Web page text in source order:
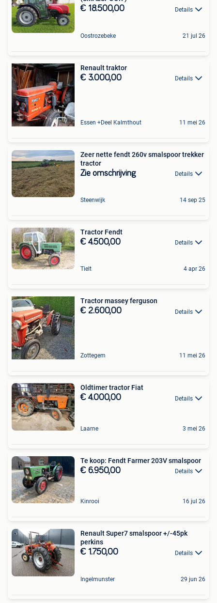
€ 18.500,00 Details
Oostrozebeke 21 jul 26
Renault traktor
€ 3.000,00 Details
Essen +Deel Kalmthout 11 mei 26
Zeer nette fendt 260v smalspoor trekker
tractor
Zie omschrijving Details
Steenwijk 14 sep 25
Tractor Fendt
€ 4.500,00 Details
Tielt 4 apr 26
Tractor massey ferguson
€ 2.600,00 Details
Zottegem 11 mei 26
Oldtimer tractor Fiat
€ 4.000,00 Details
Laarne 3 mei 26
Te koop: Fendt Farmer 203V smalspoor
€ 6.950,00 Details
Kinrooi 16 jul 26
Renault Super7 smalspoor +/-45pk
perkins
€ 1.750,00 Details
Ingelmunster 29 jun 26